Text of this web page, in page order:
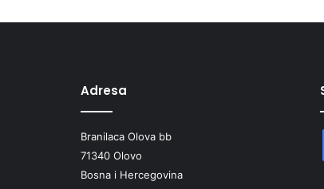
Adresa
Branilaca Olova bb
71340 Olovo
Bosna i Hercegovina